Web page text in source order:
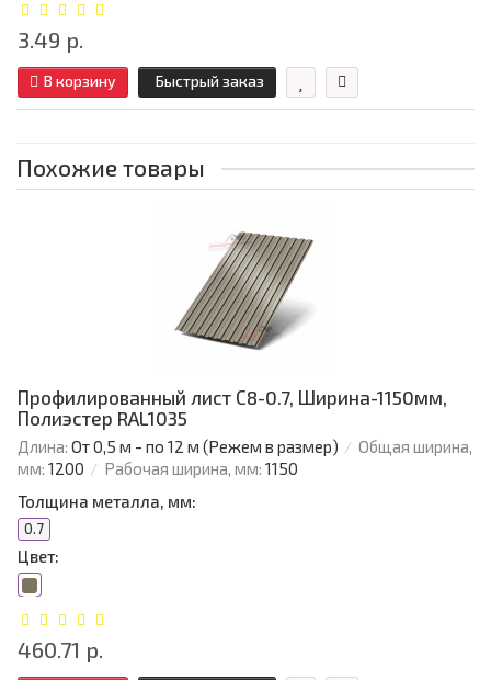
3.49 р.
В корзину Быстрый заказ
Похожие товары
Профилированный лист С8-0.7, Ширина-1150мм,
Полиэстер RAL1035
Длина: От 0,5 м - по 12 м (Режем в размер)
Общая ширина,
мм: 1200 Рабочая ширина, мм: 1150
Толщина металла, мм:
0.7
Цвет:
460.71 р.